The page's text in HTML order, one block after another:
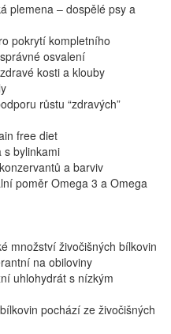
plemena – dospělé psy a
pokrytí kompletního
osvalení
kosti a klouby
růstu “zdravých”
free diet
s bylinkami
a barviv
poměr Omega 3 a Omega
množství živočišných bílkovin
na obiloviny
uhlohydrát s nízkým
pochází ze živočišných